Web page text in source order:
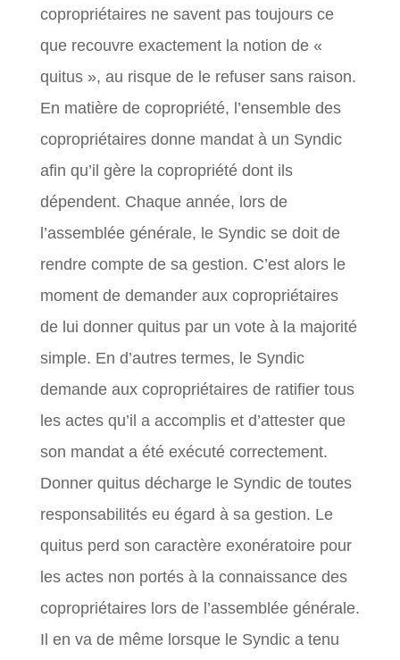
copropriétaires ne savent pas toujours ce
que recouvre exactement la notion de «
quitus », au risque de le refuser sans raison.
En matière de copropriété, l’ensemble des
copropriétaires donne mandat à un Syndic
afin qu’il gère la copropriété dont ils
dépendent. Chaque année, lors de
l’assemblée générale, le Syndic se doit de
rendre compte de sa gestion. C’est alors le
moment de demander aux copropriétaires
de lui donner quitus par un vote à la majorité
simple. En d’autres termes, le Syndic
demande aux copropriétaires de ratifier tous
les actes qu’il a accomplis et d’attester que
son mandat a été exécuté correctement.
Donner quitus décharge le Syndic de toutes
responsabilités eu égard à sa gestion. Le
quitus perd son caractère exonératoire pour
les actes non portés à la connaissance des
copropriétaires lors de l’assemblée générale.
Il en va de même lorsque le Syndic a tenu